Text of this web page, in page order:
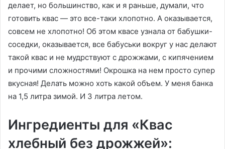
делает, но большинство, как и я раньше, думали, что
готовить квас — это все-таки хлопотно. А оказывается,
совсем не хлопотно! Об этом квасе узнала от бабушки-
соседки, оказывается, все бабуськи вокруг у нас делают
такой квас и не мудрствуют с дрожжами, с кипячением
и прочими сложностями! Окрошка на нем просто супер
вкусная! Делать можно хоть какой объем. У меня банка
на 1,5 литра зимой. И 3 литра летом.
Ингредиенты для «Квас
хлебный без дрожжей»: